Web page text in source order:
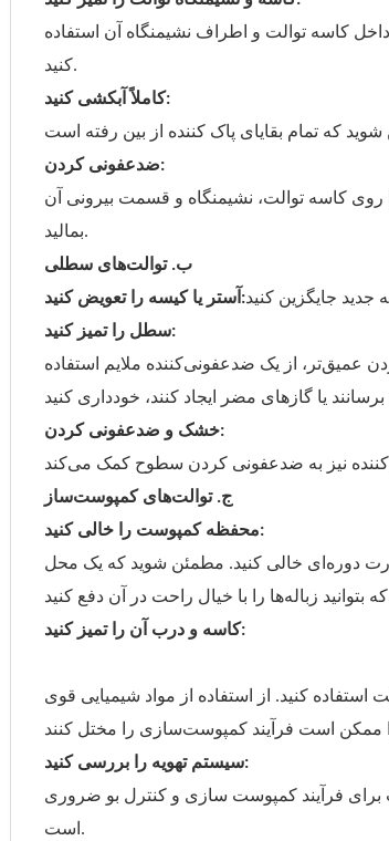
کاسه توالت و اطراف نشیمنگاه آن استفاده
کنید.
کاملاً آبکشی کنید:
ضدعفونی کردن:
روی کاسه توالت، نشیمنگاه و قسمت بیرونی آن
بمالید.
ب. توالت‌های سطلی
آستر یا کیسه را تعویض کنید:
سطل را تمیز کنید:
عمیق‌تر، از یک ضدعفونی‌کننده ملایم استفاده
خشک و ضدعفونی کردن:
ج. توالت‌های کمپوست‌ساز
محفظه کمپوست را خالی کنید:
دوره‌ای خالی کنید. مطمئن شوید که یک محل
کاسه و درب آن را تمیز کنید:
کنید. از استفاده از مواد شیمیایی قوی
سیستم تهویه را بررسی کنید:
فرآیند کمپوست سازی و کنترل بو ضروری
است.